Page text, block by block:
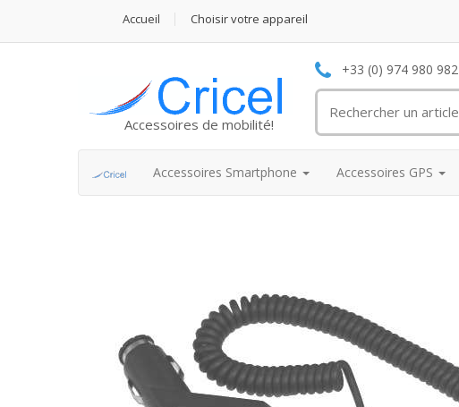
Accueil Choisir votre appareil
Accessoires de mobilité!
+33 (0) 974 980 982
Accessoires Smartphone Accessoires GPS